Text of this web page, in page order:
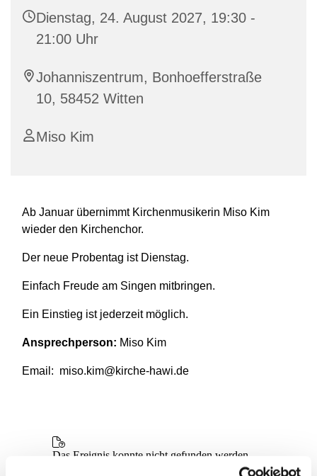
Dienstag, 24. August 2027, 19:30 -
21:00 Uhr
Johanniszentrum, Bonhoefferstraße
10, 58452 Witten
Miso Kim
Ab Januar übernimmt Kirchenmusikerin Miso Kim
wieder den Kirchenchor.
Der neue Probentag ist Dienstag.
Einfach Freude am Singen mitbringen.
Ein Einstieg ist jederzeit möglich.
Ansprechperson: Miso Kim
Email: miso.kim@kirche-hawi.de